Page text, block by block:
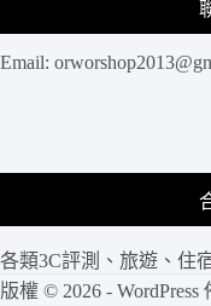
Email:
各類3C評測、旅遊、住
版權 © 2026 - WordPress